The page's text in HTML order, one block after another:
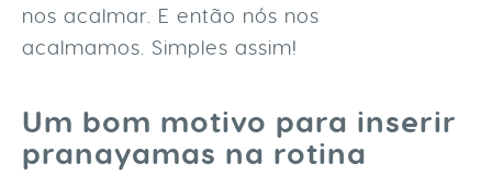
nos acalmar. E então nós nos
acalmamos. Simples assim!
Um bom motivo para inserir
pranayamas na rotina